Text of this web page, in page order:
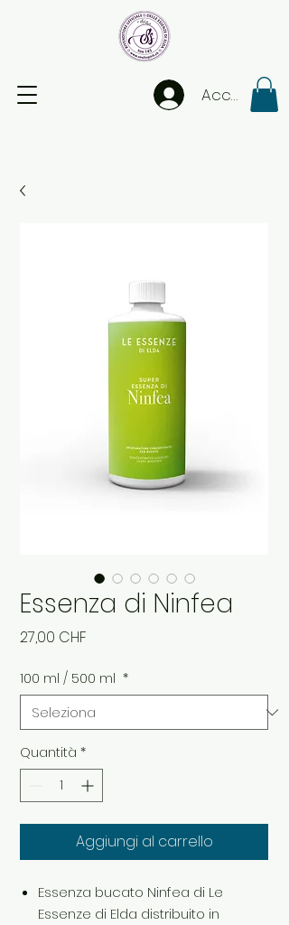
Accedi
Essenza di Ninfea
27,00 CHF
100 ml / 500 ml *
Quantità *
Aggiungi al carrello
Essenza bucato Ninfea di Le
Essenze di Elda distribuito in